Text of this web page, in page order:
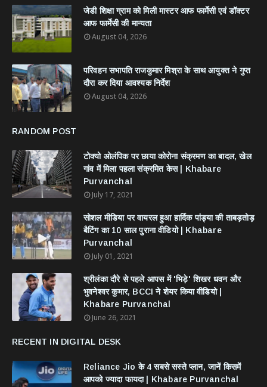
जेडी शिक्षा ग्राम को मिली मास्टर आफ फार्मेसी एवं डॉक्टर
आफ फार्मेसी की मान्यता
August 04, 2026
परिवहन सभापति राजकुमार मिश्रा के साथ आयुक्त ने गुप्त
दौरा कर दिया आवश्यक निर्देश
August 04, 2026
RANDOM POST
टोक्यो ओलंपिक पर छाया कोरोना संक्रमण का बादल, खेल
गांव में मिला पहला संक्रमित केस | Khabare
Purvanchal
July 17, 2021
सोशल मीडिया पर वायरल हुआ हार्दिक पांड्या की ताबड़तोड़
बैटिंग का 10 साल पुराना वीडियो | Khabare
Purvanchal
July 01, 2021
श्रीलंका दौरे से पहले आपस में 'भिड़े' शिखर धवन और
भुवनेश्वर कुमार, BCCI ने शेयर किया वीडियो |
Khabare Purvanchal
June 26, 2021
RECENT IN DIGITAL DESK
Reliance Jio के 4 सबसे सस्ते प्लान, जानें किसमें
आपको ज्यादा फायदा | Khabare Purvanchal